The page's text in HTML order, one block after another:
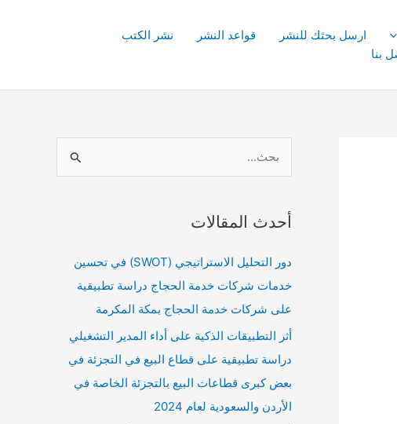
ارسل بحثك للنشر قواعد النشر
نشر الكتب
بنا
ح
:
أحدث المقالات
دور التحليل الاستراتيجي (SWOT) في تحسين
خدمات شركات خدمة الحجاج دراسة تطبيقية
على شركات خدمة الحجاج بمكة المكرمة
أثر التطبيقات الذكية على أداء المدير التشغيلي
دراسة تطبيقية على قطاع البيع في التجزئة في
بعض كبرى قطاعات البيع بالتجزئة الخاصة في
الأردن والسعودية لعام 2024